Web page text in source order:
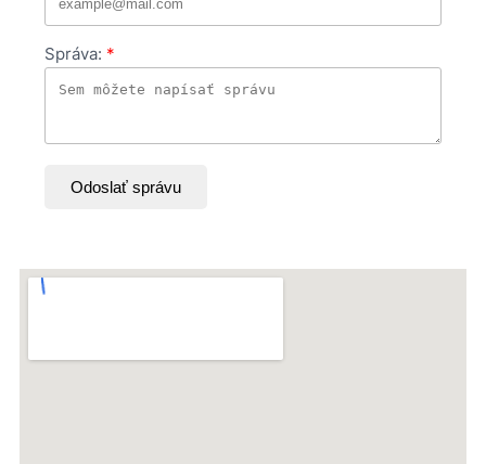
Správa:
Odoslať správu